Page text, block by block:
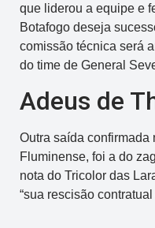
que liderou a equipe e
Botafogo deseja
comissão técnica será
do time de General
Adeus de
Outra saída confirmada
Fluminense, foi a do
nota do Tricolor das
“sua rescisão contratual